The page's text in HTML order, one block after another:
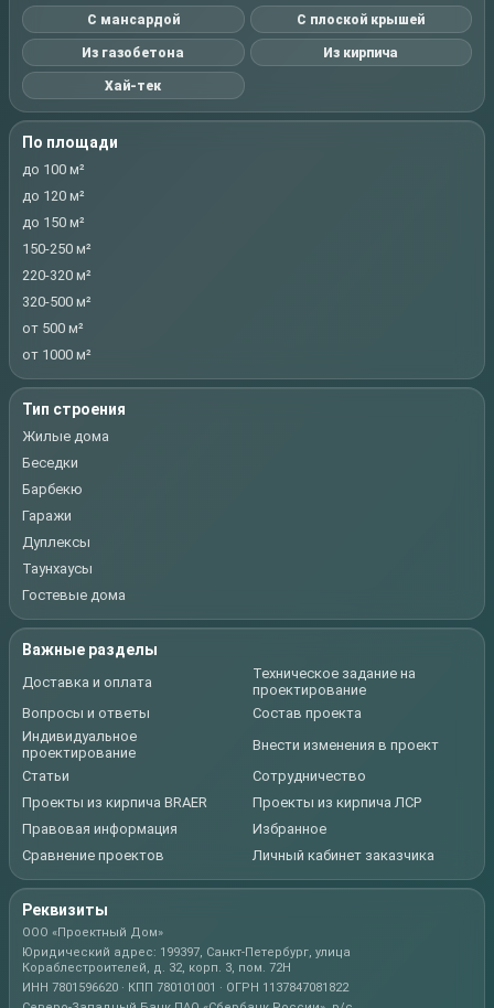
С мансардой С плоской крышей
Из газобетона Из кирпича
Хай-тек
По площади
до 100 м²
до 120 м²
до 150 м²
150-250 м²
220-320 м²
320-500 м²
от 500 м²
от 1000 м²
Тип строения
Жилые дома
Беседки
Барбекю
Гаражи
Дуплексы
Таунхаусы
Гостевые дома
Важные разделы
Доставка и оплата
Техническое задание на
проектирование
Вопросы и ответы
Состав проекта
Индивидуальное
проектирование
Внести изменения в проект
Статьи
Сотрудничество
Проекты из кирпича BRAER
Проекты из кирпича ЛСР
Правовая информация
Избранное
Сравнение проектов
Личный кабинет заказчика
Реквизиты
ООО «Проектный Дом»
Юридический адрес: 199397, Санкт-Петербург, улица
Кораблестроителей, д. 32, корп. 3, пом. 72Н
ИНН 7801596620 · КПП 780101001 · ОГРН 1137847081822